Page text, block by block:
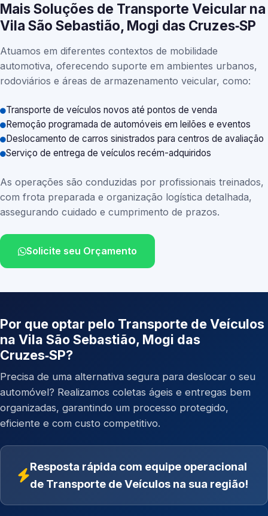
Mais Soluções de Transporte Veicular na
Vila São Sebastião, Mogi das Cruzes‑SP
Atuamos em diferentes contextos de mobilidade
automotiva, oferecendo suporte em ambientes urbanos,
rodoviários e áreas de armazenamento veicular, como:
Transporte de veículos novos até pontos de venda
Remoção programada de automóveis em leilões e eventos
Deslocamento de carros sinistrados para centros de avaliação
Serviço de entrega de veículos recém-adquiridos
As operações são conduzidas por profissionais treinados,
com frota preparada e organização logística detalhada,
assegurando cuidado e cumprimento de prazos.
Solicite seu Orçamento
Por que optar pelo Transporte de Veículos
na Vila São Sebastião, Mogi das
Cruzes‑SP?
Precisa de uma alternativa segura para deslocar o seu
automóvel? Realizamos coletas ágeis e entregas bem
organizadas, garantindo um processo protegido,
eficiente e com custo competitivo.
Resposta rápida com equipe operacional
de Transporte de Veículos na sua região!